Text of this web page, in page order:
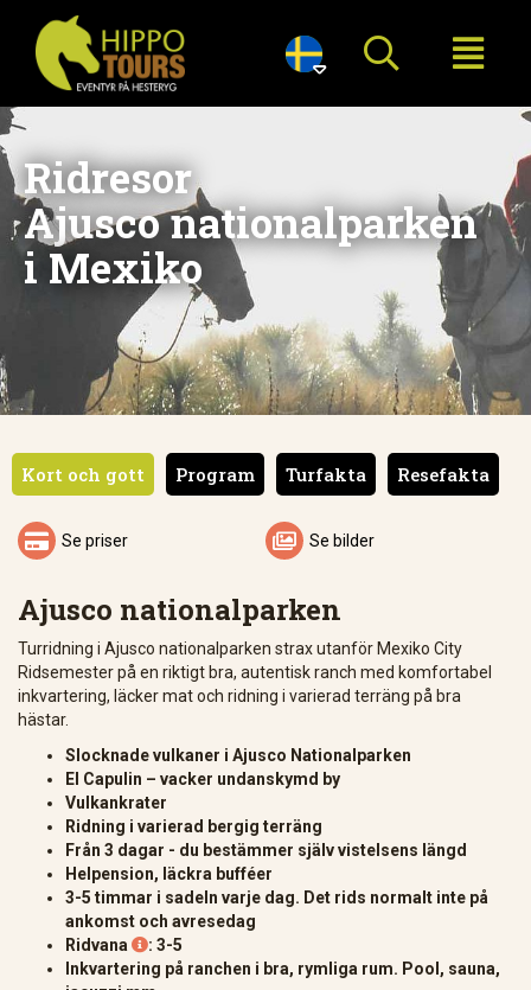

Ridresor
Ajusco nationalparken
i Mexiko
Kort och gott Program Turfakta Resefakta
 Se priser  Se bilder
Ajusco nationalparken
Turridning i Ajusco nationalparken strax utanför Mexiko City
Ridsemester på en riktigt bra, autentisk ranch med komfortabel
inkvartering, läcker mat och ridning i varierad terräng på bra
hästar.
Slocknade vulkaner i Ajusco Nationalparken
El Capulin – vacker undanskymd by
Vulkankrater
Ridning i varierad bergig terräng
Från 3 dagar - du bestämmer själv vistelsens längd
Helpension, läckra bufféer
3-5 timmar i sadeln varje dag. Det rids normalt inte på
ankomst och avresedag
Ridvana : 3-5
Inkvartering på ranchen i bra, rymliga rum. Pool, sauna,